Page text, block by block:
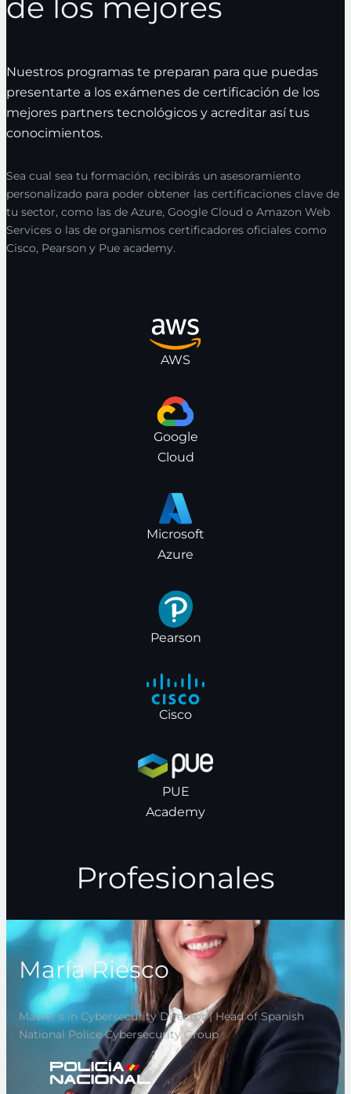
Nuestros programas te preparan para que puedas
presentarte a los exámenes de certificación de los
mejores partners tecnológicos y acreditar así tus
conocimientos.
Sea cual sea tu formación, recibirás un asesoramiento
personalizado para poder obtener las certificaciones clave de
tu sector, como las de Azure, Google Cloud o Amazon Web
Services o las de organismos certificadores oficiales como
Cisco, Pearson y Pue academy.
AWS
Google
Cloud
Microsoft
Azure
Pearson
Cisco
PUE
Academy
Profesionales
María Riesco
Master’s in Cybersecurity Director | Head of Spanish
National Police Cybersecurity Group